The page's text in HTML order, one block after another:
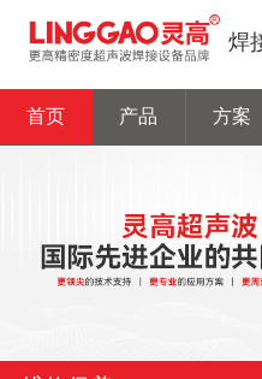
焊
首页 产品 方案